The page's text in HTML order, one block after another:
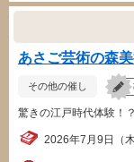
あさご芸術の森
その他の催し
驚きの江戸時代体験！
2026年7月9日（